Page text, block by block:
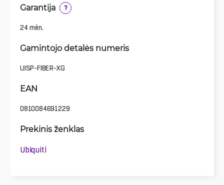
Garantija ?
24 mėn.
Gamintojo detalės numeris
UISP-FIBER-XG
EAN
0810084691229
Prekinis ženklas
Ubiquiti